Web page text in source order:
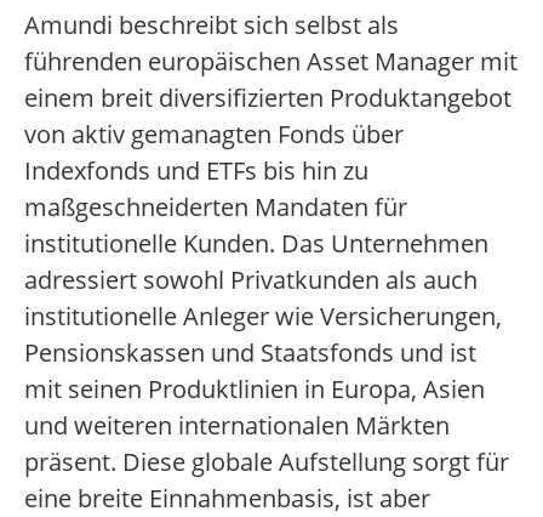
Amundi beschreibt sich selbst als
führenden europäischen Asset Manager mit
einem breit diversifizierten Produktangebot
von aktiv gemanagten Fonds über
Indexfonds und ETFs bis hin zu
maßgeschneiderten Mandaten für
institutionelle Kunden. Das Unternehmen
adressiert sowohl Privatkunden als auch
institutionelle Anleger wie Versicherungen,
Pensionskassen und Staatsfonds und ist
mit seinen Produktlinien in Europa, Asien
und weiteren internationalen Märkten
präsent. Diese globale Aufstellung sorgt für
eine breite Einnahmenbasis, ist aber